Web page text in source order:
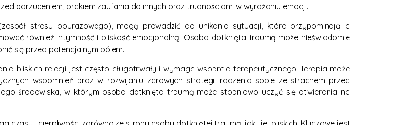
odrzuceniem, brakiem zaufania do innych oraz trudnościami w wyrażaniu emocji.
stresu pourazowego), mogą prowadzić do unikania sytuacji, które przypominają o
również intymność i bliskość emocjonalną. Osoba dotknięta traumą może nieświadomie
się przed potencjalnym bólem.
bliskich relacji jest często długotrwały i wymaga wsparcia terapeutycznego. Terapia może
wspomnień oraz w rozwijaniu zdrowych strategii radzenia sobie ze strachem przed
środowiska, w którym osoba dotknięta traumą może stopniowo uczyć się otwierania na
czasu i cierpliwości zarówno ze strony osoby dotkniętej traumą, jak i jej bliskich. Kluczowe jest